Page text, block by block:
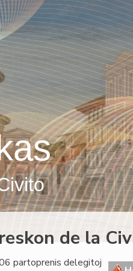
de la
partoprenis delegitoj